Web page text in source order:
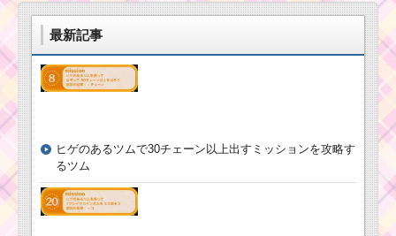
最新記事
ヒゲのあるツムで30チェーン以上出すミッションを攻略す
るツム